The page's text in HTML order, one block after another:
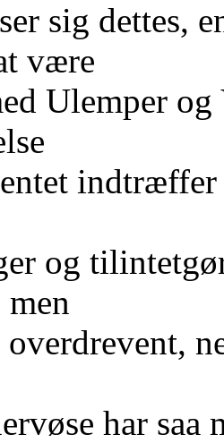
sig dettes,
være
Ulemper
indtræffer
og
har